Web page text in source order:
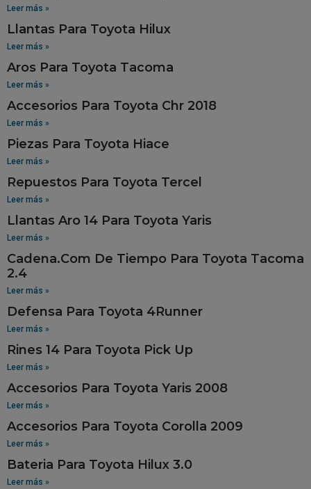
Leer más »
Llantas Para Toyota Hilux
Leer más »
Aros Para Toyota Tacoma
Leer más »
Accesorios Para Toyota Chr 2018
Leer más »
Piezas Para Toyota Hiace
Leer más »
Repuestos Para Toyota Tercel
Leer más »
Llantas Aro 14 Para Toyota Yaris
Leer más »
Cadena.Com De Tiempo Para Toyota Tacoma
2.4
Leer más »
Defensa Para Toyota 4Runner
Leer más »
Rines 14 Para Toyota Pick Up
Leer más »
Accesorios Para Toyota Yaris 2008
Leer más »
Accesorios Para Toyota Corolla 2009
Leer más »
Bateria Para Toyota Hilux 3.0
Leer más »